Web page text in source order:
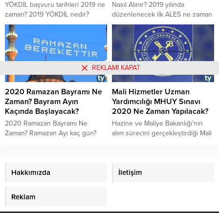
YÖKDİL başvuru tarihleri 2019 ne
zaman? 2019 YÖKDİL nedir?
Yükseköğretim Kurumları Yabancı
Dil Sınavı (YÖKDİL) nedir? Ne
zaman?
Nasıl Alınır? 2019 yılında
düzenlenecek ilk ALES ne zaman
yapılacak? ALES 2019 saat kaçta?
ALES tarihleri 2019 ne zaman?
ALES sınav giriş belgesi nereden
2020 Ramazan Bayramı Ne
Zaman? Bayram Ayın
Kaçında Başlayacak?
2020 Ramazan Bayramı Ne
Zaman? Ramazan Ayı kaç gün?
Bayramı 2020 ne zaman?
Mali Hizmetler Uzman
Yardımcılığı MHUY Sınavı
2020 Ne Zaman Yapılacak?
Hazine ve Maliye Bakanlığı'nın
alım sürecini gerçekleştirdiği Mali
Uzman Yardımcılığı için alım planı
Hakkımızda İletişim
Reklam
REKLAMI KAPAT